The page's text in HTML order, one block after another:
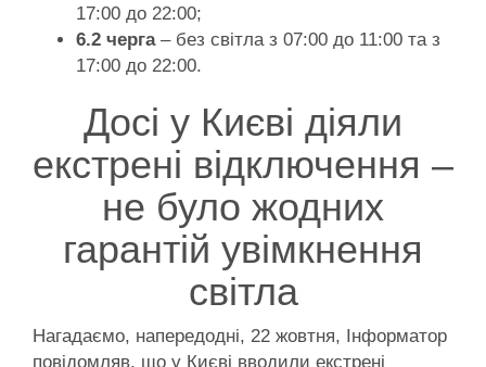
17:00 до 22:00;
6.2 черга– без світла з 07:00 до 11:00 та з
17:00 до 22:00.
Досі у Києві діяли
екстрені відключення –
не було жодних
гарантій увімкнення
світла
Нагадаємо, напередодні, 22 жовтня, Інформатор
повідомляв, що у Києві вводили екстрені